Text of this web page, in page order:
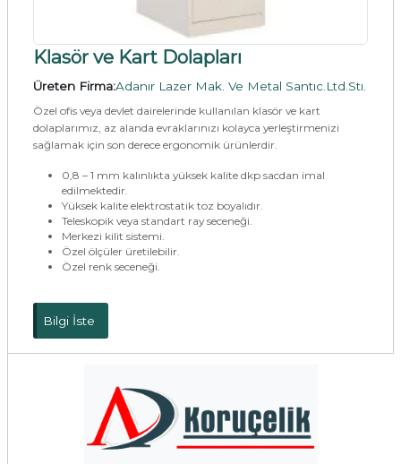
Klasör ve Kart Dolapları
Üreten Firma:Adanır Lazer Mak. Ve Metal Santıc.Ltd.Stı.
Özel ofis veya devlet dairelerinde kullanılan klasör ve kart
dolaplarımız, az alanda evraklarınızı kolayca yerleştirmenizi
sağlamak için son derece ergonomik ürünlerdir.
0,8 – 1 mm kalınlıkta yüksek kalite dkp sacdan imal
edilmektedir.
Yüksek kalite elektrostatik toz boyalıdır.
Teleskopik veya standart ray seceneği.
Merkezi kilit sistemi.
Özel ölçüler üretilebilir.
Özel renk seceneği.
Bilgi İste